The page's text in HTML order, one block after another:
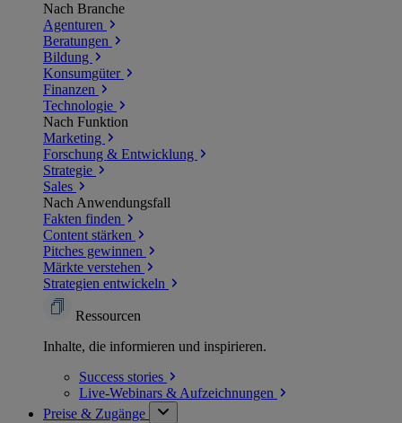
Nach Branche
Agenturen
Beratungen
Bildung
Konsumgüter
Finanzen
Technologie
Nach Funktion
Marketing
Forschung & Entwicklung
Strategie
Sales
Nach Anwendungsfall
Fakten finden
Content stärken
Pitches gewinnen
Märkte verstehen
Strategien entwickeln
Ressourcen
Inhalte, die informieren und inspirieren.
Success stories
Live-Webinars & Aufzeichnungen
Preise & Zugänge